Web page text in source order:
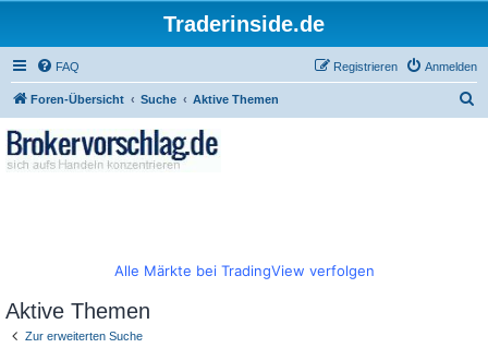
Traderinside.de
FAQ Anmelden
Registrieren
Foren-Übersicht Suche Aktive Themen
Alle Märkte bei TradingView verfolgen
Aktive Themen
Zur erweiterten Suche